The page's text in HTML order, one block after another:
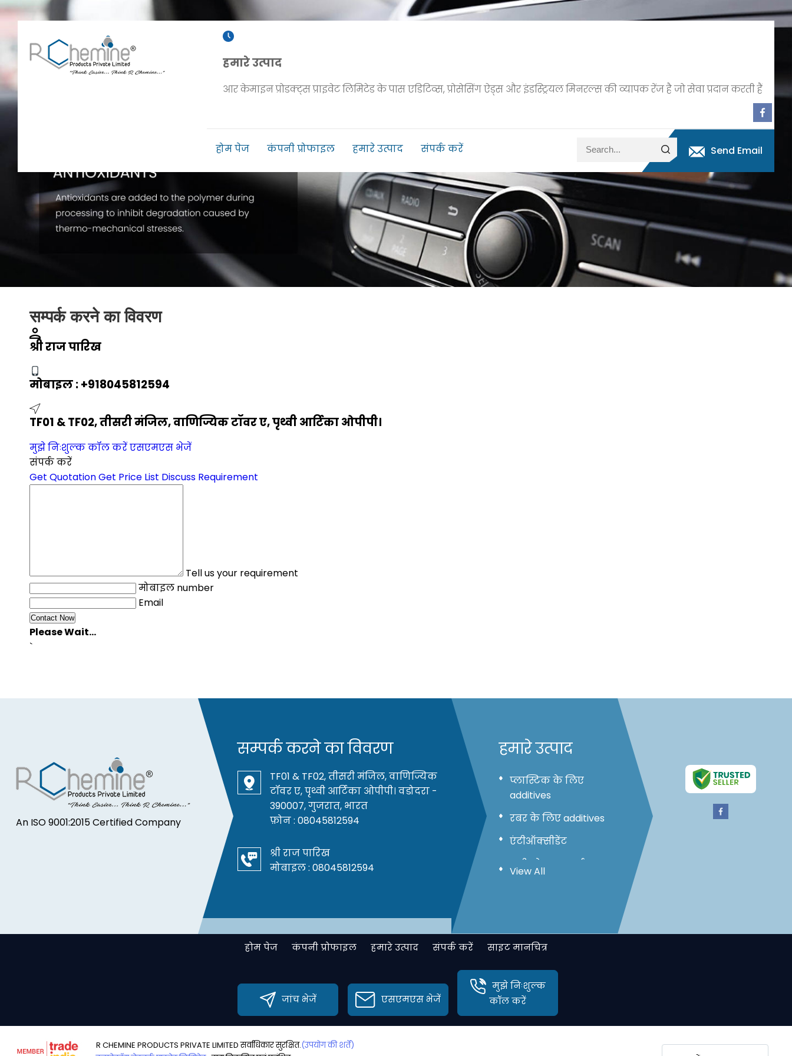
हमारे उत्पाद
आर केमाइन प्रोडक्ट्स प्राइवेट लिमिटेड के पास एडिटिव्स, प्रोसेसिंग ऐड्स और इंडस्ट्रियल मिनरल्स की व्यापक रेंज है जो सेवा प्रदान करती हैं
होम पेज कंपनी प्रोफाइल हमारे उत्पाद संपर्क करें Send Email
सम्पर्क करने का विवरण
श्री राज पारिख
मोबाइल :+918045812594
TF01 & TF02, तीसरी मंजिल, वाणिज्यिक टॉवर ए, पृथ्वी आर्टिका ओपीपी।
मुझे निःशुल्क कॉल करेंएसएमएस भेजें
संपर्क करें
Get QuotationGet Price List Discuss Requirement
Tell us your requirement
मोबाइल number
Email
Please Wait...
`
An ISO 9001:2015 Certified Company
सम्पर्क करने का विवरण
TF01 & TF02, तीसरी मंजिल, वाणिज्यिक
टॉवर ए, पृथ्वी आर्टिका ओपीपी। वडोदरा -
390007, गुजरात, भारत
फ़ोन :08045812594
श्री राज पारिख
मोबाइल :08045812594
हमारे उत्पाद
प्लास्टिक के लिए
additives
रबर के लिए additives
एंटीऑक्सीडेंट
यूवी स्टेबलाइजर्स
स्याही के लिए एडिटिव्स
डाइऑक्साइड का आंशिक
प्रतिस्थापन
ऑप्टिकल ब्राइटनर्स
View All
होम पेज कंपनी प्रोफाइल हमारे उत्पाद संपर्क करें साइट मानचित्र
जांच भेजें एसएमएस भेजें
मुझे निःशुल्क
कॉल करें
R CHEMINE PRODUCTS PRIVATE LIMITED सर्वाधिकार सुरक्षित.(उपयोग की शर्तें)